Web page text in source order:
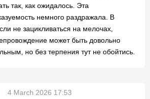
так, как ожидалось. Эта
немного раздражала. В
не зацикливаться на мелочах,
может быть довольно
но без терпения тут не обойтись.
4 March 2026 17:53